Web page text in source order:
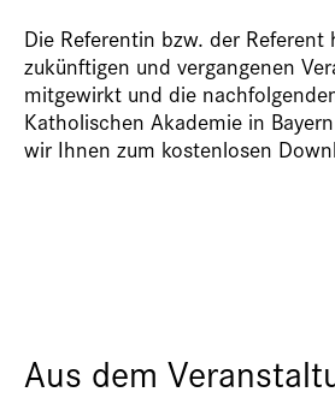
Die Referentin bzw. der Referent
zukünftigen und vergangenen
mitgewirkt und die
Katholischen Akademie in
wir Ihnen zum kostenlosen
Aus dem